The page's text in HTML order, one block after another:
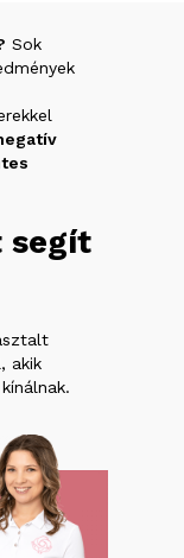
Sok
segít
akik